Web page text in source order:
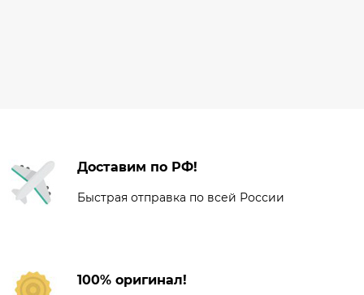
Доставим по РФ!
Быстрая отправка по всей России
100% оригинал!